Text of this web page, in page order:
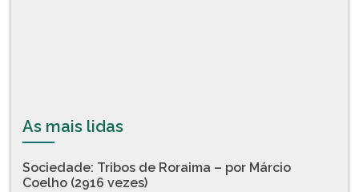
As mais lidas
Sociedade: Tribos de Roraima – por Márcio
Coelho (2916 vezes)